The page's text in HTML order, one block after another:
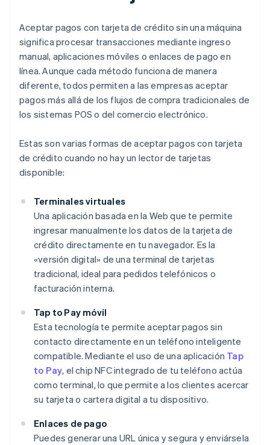
Aceptar pagos con tarjeta de crédito sin una máquina
significa procesar transacciones mediante ingreso
manual, aplicaciones móviles o enlaces de pago en
línea. Aunque cada método funciona de manera
diferente, todos permiten a las empresas aceptar
pagos más allá de los flujos de compra tradicionales de
los sistemas POS o del comercio electrónico.
Estas son varias formas de aceptar pagos con tarjeta
de crédito cuando no hay un lector de tarjetas
disponible:
Terminales virtuales
Una aplicación basada en la Web que te permite
ingresar manualmente los datos de la tarjeta de
crédito directamente en tu navegador. Es la
«versión digital» de una terminal de tarjetas
tradicional, ideal para pedidos telefónicos o
facturación interna.
Tap to Pay móvil
Esta tecnología te permite aceptar pagos sin
contacto directamente en un teléfono inteligente
compatible. Mediante el uso de una aplicación Tap
to Pay, el chip NFC integrado de tu teléfono actúa
como terminal, lo que permite a los clientes acercar
su tarjeta o cartera digital a tu dispositivo.
Enlaces de pago
Puedes generar una URL única y segura y enviársela